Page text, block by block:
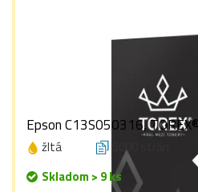
Epson C13S050316,
žltá 5000 strán
Skladom > 9 ks